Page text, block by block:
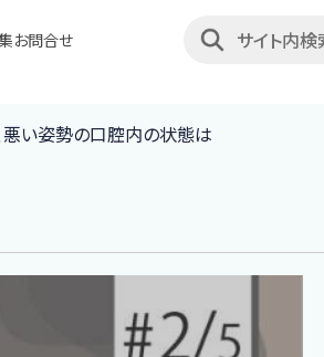
お問合せ
悪い姿勢の口腔内の状態は